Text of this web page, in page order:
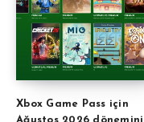
Xbox Game Pass için